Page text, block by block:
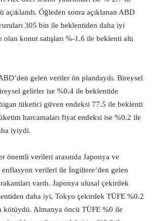
açıklandı. Öğleden sonra açıklanan ABD
305 bin ile beklentiden daha iyi
konut satışları %-1.6 ile beklenti altı
gelen veriler ön plandaydı. Bireysel
gelirler ise %0.4 ile beklentide
tüketici güven endeksi 77.5 ile beklenti
harcamaları fiyat endeksi ise %0.2 ile
iyiydi.
önemli verileri arasında Japonya ve
enflasyon verileri ile İngiltere’den gelen
vardı. Japonya ulusal çekirdek
daha iyi, Tokyo çekirdek TÜFE %0.2
kötüydü. Almanya öncü TÜFE %0 ile